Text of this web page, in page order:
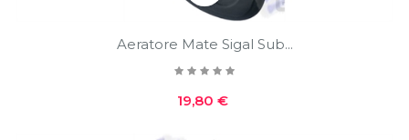
Aeratore Mate Sigal Sub...
Prezzo
19,80 €